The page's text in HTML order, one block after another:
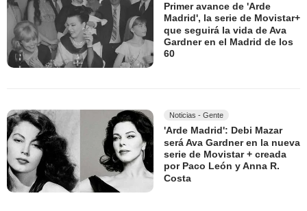
Primer avance de 'Arde
Madrid', la serie de Movistar+
que seguirá la vida de Ava
Gardner en el Madrid de los
60
Noticias - Gente
'Arde Madrid': Debi Mazar
será Ava Gardner en la nueva
serie de Movistar + creada
por Paco León y Anna R.
Costa